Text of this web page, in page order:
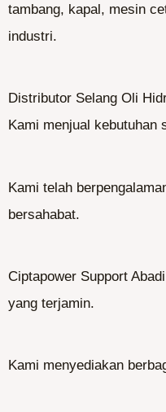
tambang, kapal, mesin
industri.
Distributor Selang Oli
Kami menjual kebutuhan
Kami telah
bersahabat.
Ciptapower Support
yang terjamin.
Kami menyediakan